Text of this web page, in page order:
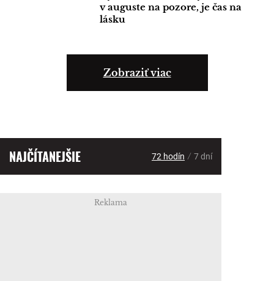
v auguste na pozore, je čas na
lásku
Zobraziť viac
NAJČÍTANEJŠIE 72 hodín / 7 dní
Reklama